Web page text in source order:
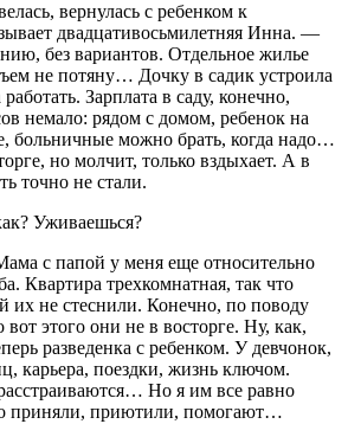
вернулась с ребенком к
двадцативосьмилетняя Инна. —
без вариантов. Отдельное жилье
не потяну… Дочку в садик устроила
Зарплата в саду, конечно,
немало: рядом с домом, ребенок на
больничные можно брать, когда надо…
но молчит, только вздыхает. А в
точно не стали.
Уживаешься?
с папой у меня еще относительно
Квартира трехкомнатная, так что
не стеснили. Конечно, по поводу
вот этого они не в восторге. Ну, как,
разведенка с ребенком. У девчонок,
карьера, поездки, жизнь ключом.
Но я им все равно
приняли, приютили, помогают…